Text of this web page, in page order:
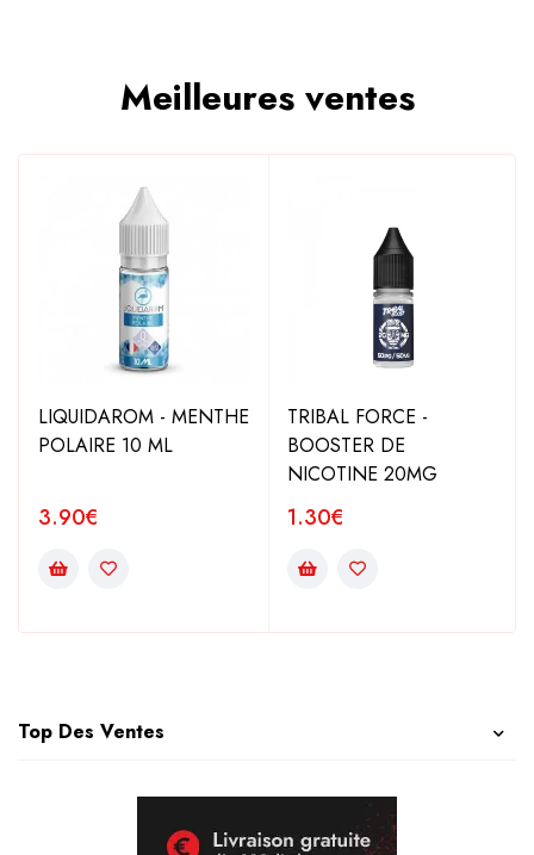
Meilleures ventes
LIQUIDAROM - MENTHE
POLAIRE 10 ML
3.90€
TRIBAL FORCE -
BOOSTER DE
NICOTINE 20MG
1.30€
Top Des Ventes